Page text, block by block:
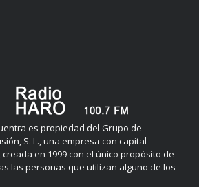
es propiedad del Grupo de
S. L., una empresa con capital
en 1999 con el único propósito de
las personas que utilizan alguno de los